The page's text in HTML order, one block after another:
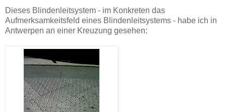
Dieses Blindenleitsystem - im Konkreten das
Aufmerksamkeitsfeld eines Blindenleitsystems - habe ich in
Antwerpen an einer Kreuzung gesehen: